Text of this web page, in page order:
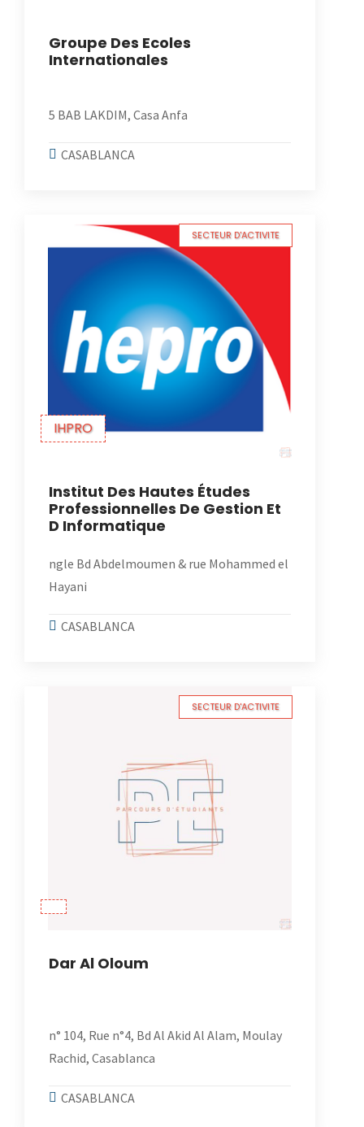
Groupe Des Ecoles
Internationales
5 BAB LAKDIM, Casa Anfa
CASABLANCA
IHPRO
SECTEUR D'ACTIVITE
Institut Des Hautes Études
Professionnelles De Gestion Et
D Informatique
ngle Bd Abdelmoumen & rue Mohammed el
Hayani
CASABLANCA
SECTEUR D'ACTIVITE
Dar Al Oloum
n° 104, Rue n°4, Bd Al Akid Al Alam, Moulay
Rachid, Casablanca
CASABLANCA